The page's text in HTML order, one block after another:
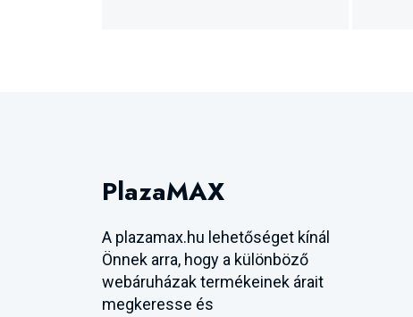
PlazaMAX
A plazamax.hu lehetőséget kínál
Önnek arra, hogy a különböző
webáruházak termékeinek árait
megkeresse és